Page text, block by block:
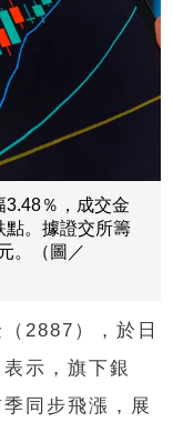
3.48％，成交金
點。據證交所籌
。（圖／
2887），於日
示，旗下銀
同步飛漲，展